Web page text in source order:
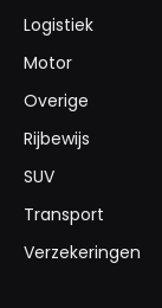
Logistiek
Motor
Overige
Rijbewijs
SUV
Transport
Verzekeringen